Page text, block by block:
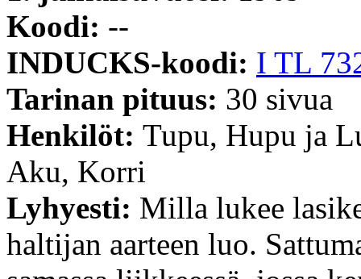
Koodi: --
INDUCKS-koodi: I TL
Tarinan pituus: 30 sivua
Henkilöt: Tupu, Hupu ja
Aku, Korri
Lyhyesti: Milla lukee
haltijan aarteen luo.